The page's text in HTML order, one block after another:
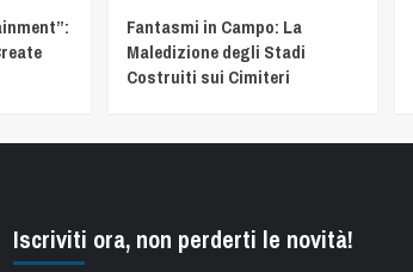
Fantasmi in Campo: La
Maledizione degli Stadi
Costruiti sui Cimiteri
Iscriviti ora, non perderti le novità!